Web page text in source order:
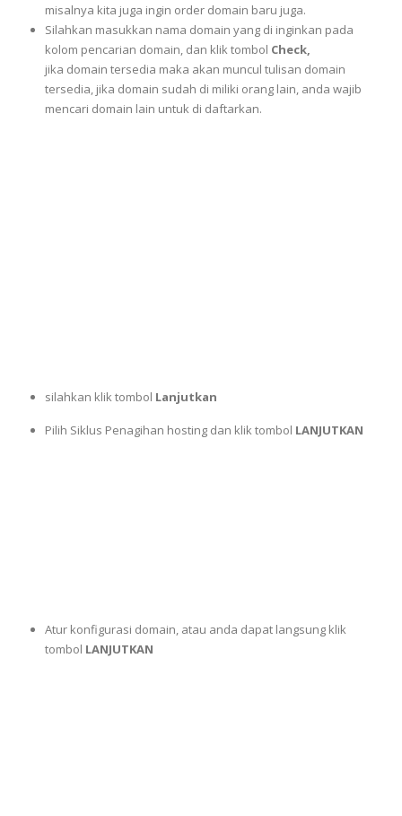
misalnya kita juga ingin order domain baru juga.
Silahkan masukkan nama domain yang di inginkan pada
kolom pencarian domain, dan klik tombol Check,
jika domain tersedia maka akan muncul tulisan domain
tersedia, jika domain sudah di miliki orang lain, anda wajib
mencari domain lain untuk di daftarkan.
silahkan klik tombol Lanjutkan
Pilih Siklus Penagihan hosting dan klik tombol LANJUTKAN
Atur konfigurasi domain, atau anda dapat langsung klik
tombol LANJUTKAN